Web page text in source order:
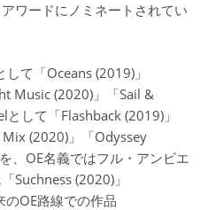
ワードにノミネートされてい
て「Oceans (2019)」
Music (2020)」「Sail &
して「Flashback (2019)」
(2020)」「Odyssey
、OE名義ではフル・アンビエ
Suchness (2020)」
のOE路線での作品